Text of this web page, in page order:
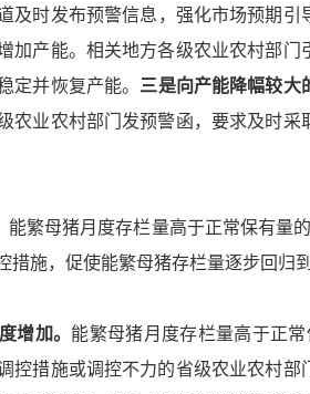
及时发布预警信息，强化市场预期引
加产能。相关地方各级农业农村部
定并恢复产能。 三是向产能降幅较大
农业农村部门发预警函，要求及时
能繁母猪月度存栏量高于正常保有量
施，促使能繁母猪存栏量逐步回归
增加。 能繁母猪月度存栏量高于正
控措施或调控不力的省级农业农村